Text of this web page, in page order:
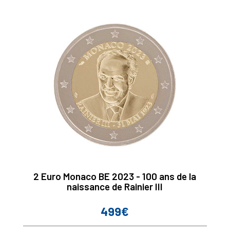
2 Euro Monaco BE 2023 - 100 ans de la
naissance de Rainier III
Prix
499€